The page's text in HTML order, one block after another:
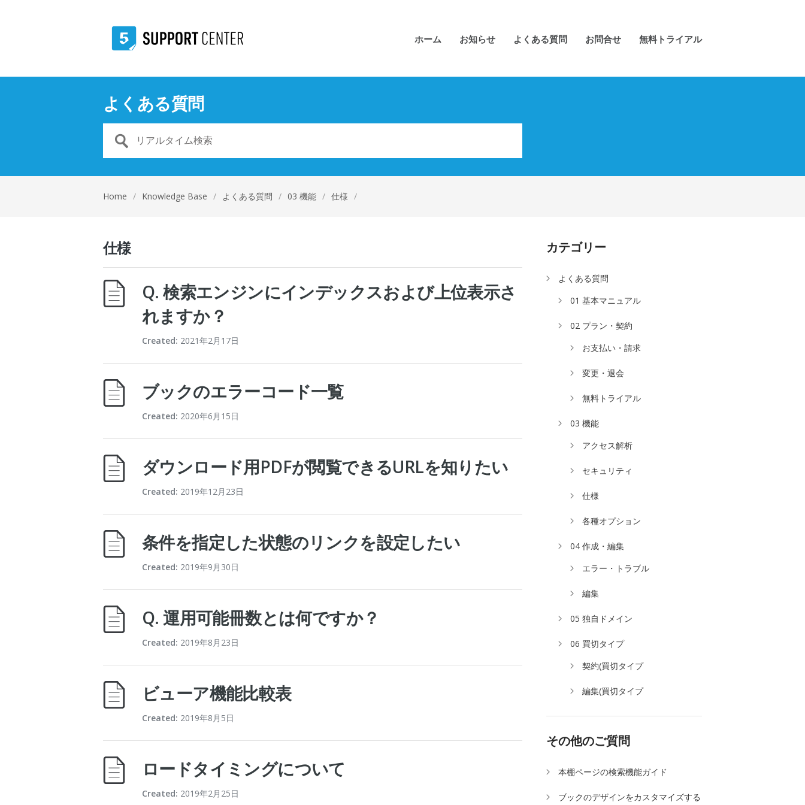
ホーム お知らせ よくある質問 お問合せ 無料トライアル
よくある質問
Home / Knowledge Base / よくある質問 / 03 機能 / 仕様 /
仕様
Q. 検索エンジンにインデックスおよび上位表示さ
れますか？
Created: 2021年2月17日
ブックのエラーコード一覧
Created: 2020年6月15日
ダウンロード用PDFが閲覧できるURLを知りたい
Created: 2019年12月23日
条件を指定した状態のリンクを設定したい
Created: 2019年9月30日
Q. 運用可能冊数とは何ですか？
Created: 2019年8月23日
ビューア機能比較表
Created: 2019年8月5日
ロードタイミングについて
Created: 2019年2月25日
カテゴリー
よくある質問
01 基本マニュアル
02 プラン・契約
お支払い・請求
変更・退会
無料トライアル
03 機能
アクセス解析
セキュリティ
仕様
各種オプション
04 作成・編集
エラー・トラブル
編集
05 独自ドメイン
06 買切タイプ
契約(買切タイプ
編集(買切タイプ
その他のご質問
本棚ページの検索機能ガイド
ブックのデザインをカスタマイズする